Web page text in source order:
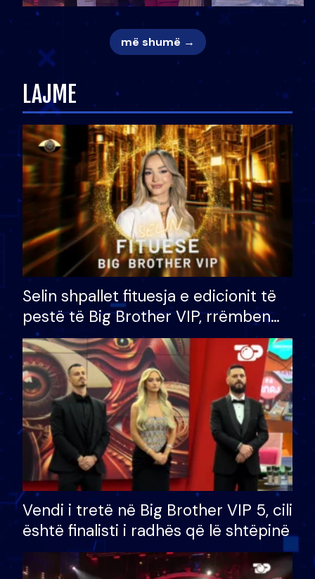
më shumë →
LAJME
Selin shpallet fituesja e edicionit të
pestë të Big Brother VIP, rrëmben
çmimin e madh prej 100 mijë eurosh
Vendi i tretë në Big Brother VIP 5, cili
është finalisti i radhës që lë shtëpinë